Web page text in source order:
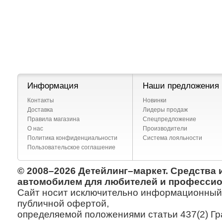
Информация
Контакты
Доставка
Правила магазина
О нас
Политика конфиденциальности
Пользовательское соглашение
Наши предложения
Новинки
Лидеры продаж
Спецпредложение
Производители
Система лояльности
© 2008–2026 Детейлинг–маркет. Средства
автомобилем для любителей и
Сайт носит исключительно информационный
публичной офертой,
определяемой положениями статьи 437(2)